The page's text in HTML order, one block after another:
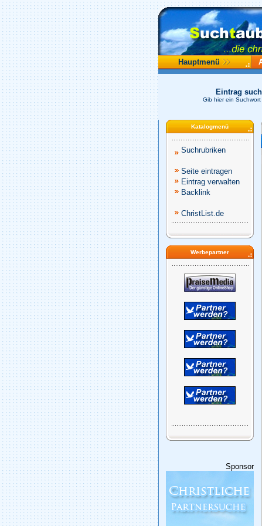
Hauptmenü
Eintrag
Gib hier ein Suchwort
Katalogmenü
Suchrubriken
Seite eintragen
Eintrag verwalten
Backlink
ChristList.de
Werbepartner
Sponsor